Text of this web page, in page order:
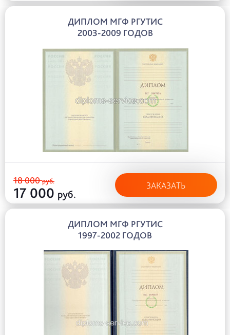
ДИПЛОМ МГФ РГУТИС
2003-2009 ГОДОВ
18 000руб.
17 000 руб.
ЗАКАЗАТЬ
ДИПЛОМ МГФ РГУТИС
1997-2002 ГОДОВ